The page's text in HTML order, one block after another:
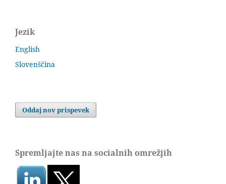
Jezik
English
Slovenščina
Oddaj nov prispevek
Spremljajte nas na socialnih omrežjih